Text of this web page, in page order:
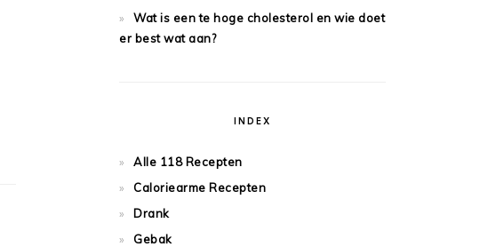
Wat is een te hoge cholesterol en wie doet
er best wat aan?
INDEX
Alle 118 Recepten
Caloriearme Recepten
Drank
Gebak